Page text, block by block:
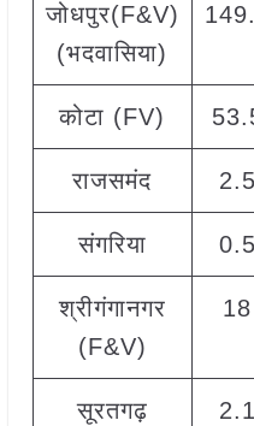
जोधपुर(F&V)
(भदवासिया)
कोटा (FV)
राजसमंद 2.5
संगरिया 0.5
श्रीगंगानगर
(F&V)
18
सूरतगढ़ 2.1